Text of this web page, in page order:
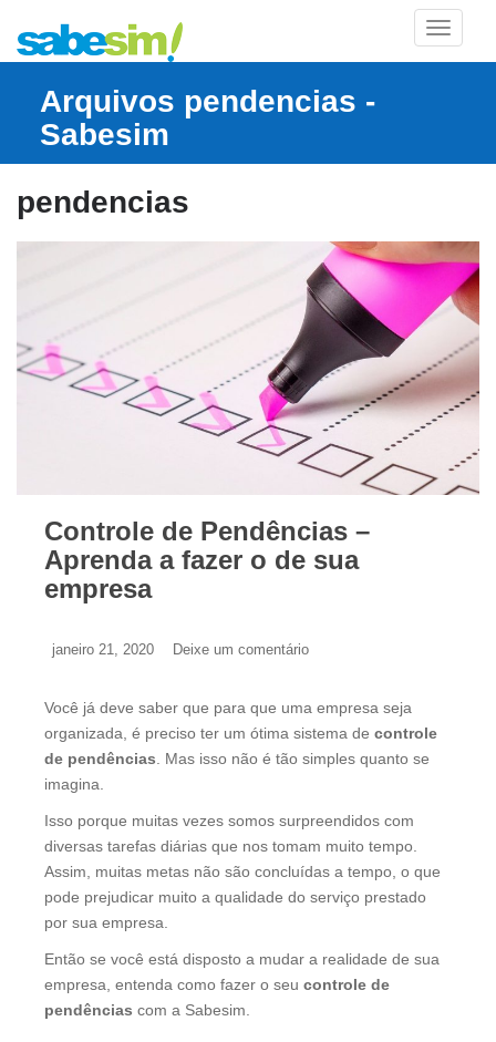
Arquivos pendencias -
Sabesim
pendencias
Controle de Pendências –
Aprenda a fazer o de sua
empresa
janeiro 21, 2020 Deixe um comentário
Você já deve saber que para que uma empresa seja
organizada, é preciso ter um ótima sistema de controle
de pendências . Mas isso não é tão simples quanto se
imagina.
Isso porque muitas vezes somos surpreendidos com
diversas tarefas diárias que nos tomam muito tempo.
Assim, muitas metas não são concluídas a tempo, o que
pode prejudicar muito a qualidade do serviço prestado
por sua empresa.
Então se você está disposto a mudar a realidade de sua
empresa, entenda como fazer o seu controle de
pendências com a Sabesim.